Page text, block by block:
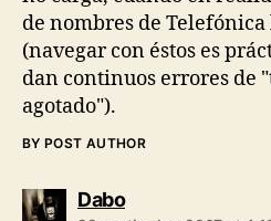
de nombres de
(navegar con éstos es
dan continuos errores de
agotado").
BY POST AUTHOR
Dabosays: